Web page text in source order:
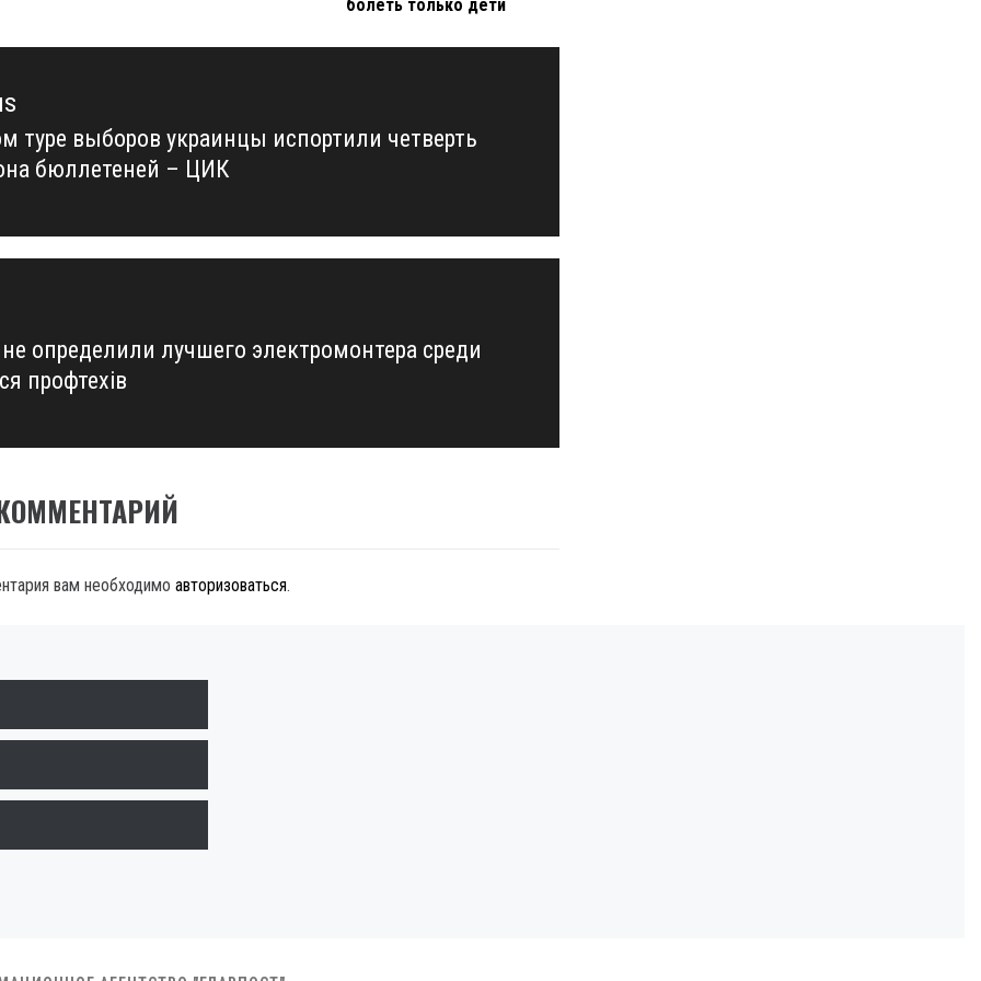
болеть только дети
туре выборов украинцы испортили четверть
бюллетеней – ЦИК
определили лучшего электромонтера среди
профтехів
вам необходимо авторизоваться.